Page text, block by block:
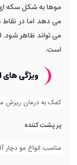
موها به شکل سکه
می دهد اما در نقاط
می تواند ظاهر
است.
ویژگی
کمک به درمان ریزش
پر پشت کننده
مناسب انواع مو دچار